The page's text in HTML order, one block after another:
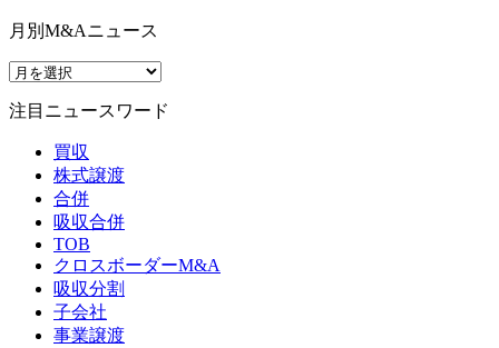
月別M&Aニュース
注目ニュースワード
買収
株式譲渡
合併
吸収合併
TOB
クロスボーダーM&A
吸収分割
子会社
事業譲渡